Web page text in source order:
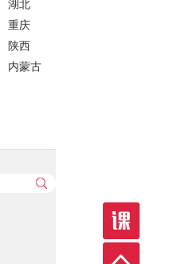
湖北
重庆
陕西
内蒙古